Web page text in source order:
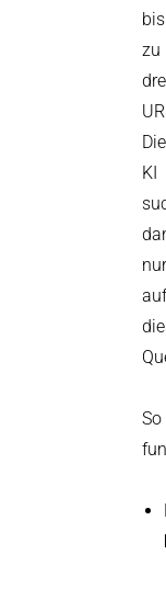
bis
zu
Die
KI
nur
auf
So